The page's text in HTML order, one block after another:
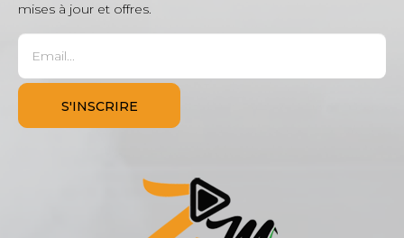
mises à jour et offres.